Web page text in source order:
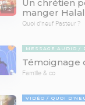
17:21
Un chrétien
manger Halal
Quoi d'neuf Pasteur ?
MESSAGE AUDIO
Témoignage
Famille & co
VIDÉO QUOI